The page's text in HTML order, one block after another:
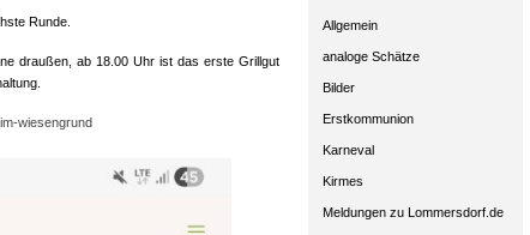
Allgemein
analoge Schätze
Bilder
Erstkommunion
Karneval
Kirmes
Meldungen zu Lommersdorf.de
Runde.
draußen, ab 18.00 Uhr ist das erste Grillgut
wiesengrund